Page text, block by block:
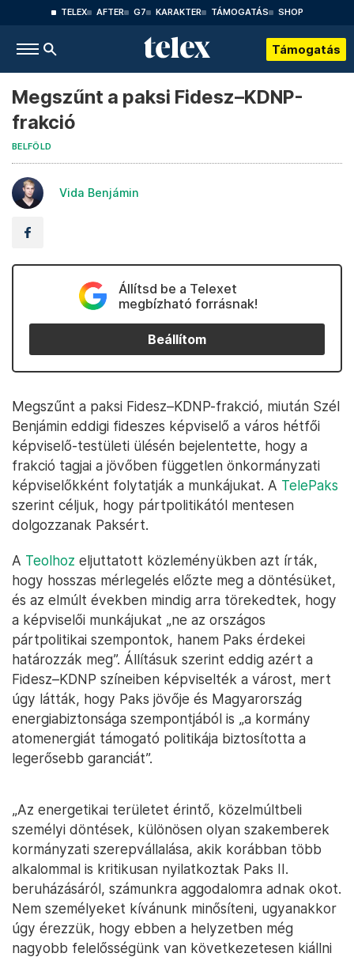
TELEX AFTER G7 KARAKTER TÁMOGATÁS SHOP
Támogatás
Megszűnt a paksi Fidesz–KDNP-
frakció
BELFÖLD
Vida Benjámin
Állítsd be a Telexet
megbízható forrásnak!
Beállítom
Megszűnt a paksi Fidesz–KDNP-frakció, miután Szél
Benjámin eddigi fideszes képviselő a város hétfői
képviselő-testületi ülésén bejelentette, hogy a
frakció tagjai a jövőben független önkormányzati
képviselőkként folytatják a munkájukat. A TelePaks
szerint céljuk, hogy pártpolitikától mentesen
dolgozzanak Paksért.
A Teolhoz eljuttatott közleményükben azt írták,
hogy hosszas mérlegelés előzte meg a döntésüket,
és az elmúlt években mindig arra törekedtek, hogy
a képviselői munkájukat „ne az országos
pártpolitikai szempontok, hanem Paks érdekei
határozzák meg”. Állításuk szerint eddig azért a
Fidesz–KDNP színeiben képviselték a várost, mert
úgy látták, hogy Paks jövője és Magyarország
energiabiztonsága szempontjából is „a kormány
atomenergiát támogató politikája biztosította a
legerősebb garanciát”.
„Az energetikai területet érintő, közelmúltbeli
személyi döntések, különösen olyan szakemberek
kormányzati szerepvállalása, akik korábban több
alkalommal is kritikusan nyilatkoztak Paks II.
beruházásáról, számunkra aggodalomra adnak okot.
Nem személyeket kívánunk minősíteni, ugyanakkor
úgy érezzük, hogy ebben a helyzetben még
nagyobb felelősségünk van következetesen kiállni